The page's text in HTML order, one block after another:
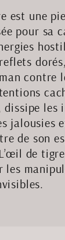
est une
pour sa
contre
dissipe les
jalousies
de son
de
les